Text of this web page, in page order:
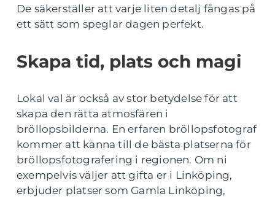
De säkerställer att varje liten detalj fångas på
ett sätt som speglar dagen perfekt.
Skapa tid, plats och magi
Lokal val är också av stor betydelse för att
skapa den rätta atmosfären i
bröllopsbilderna. En erfaren bröllopsfotograf
kommer att känna till de bästa platserna för
bröllopsfotografering i regionen. Om ni
exempelvis väljer att gifta er i Linköping,
erbjuder platser som Gamla Linköping,